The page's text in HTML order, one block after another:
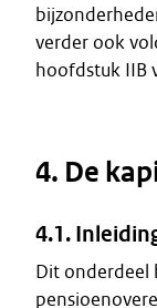
verder ook
hoofdstuk IIB
4. De
4.1.
Dit onderdeel